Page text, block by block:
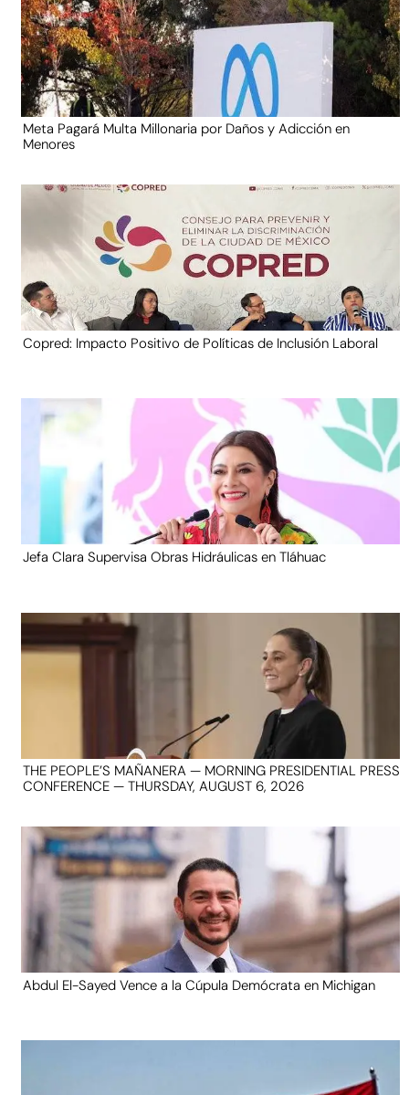
Meta Pagará Multa Millonaria por Daños y Adicción en
Menores
Copred: Impacto Positivo de Políticas de Inclusión Laboral
Jefa Clara Supervisa Obras Hidráulicas en Tláhuac
THE PEOPLE’S MAÑANERA — MORNING PRESIDENTIAL PRESS
CONFERENCE — THURSDAY, AUGUST 6, 2026
Abdul El-Sayed Vence a la Cúpula Demócrata en Michigan